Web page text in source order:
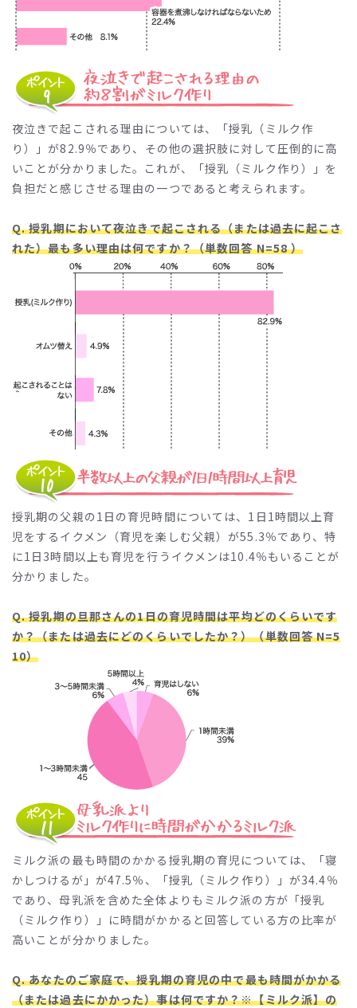
夜泣きで起こされる理由については、「授乳（ミルク作
り）」が82.9％であり、その他の選択肢に対して圧倒的に高
いことが分かりました。これが、「授乳（ミルク作り）」を
負担だと感じさせる理由の一つであると考えられます。
Q. 授乳期において夜泣きで起こされる（または過去に起こさ
れた）最も多い理由は何ですか？（単数回答 N=58 ）
授乳期の父親の1日の育児時間については、1日1時間以上育
児をするイクメン（育児を楽しむ父親）が55.3％であり、特
に1日3時間以上も育児を行うイクメンは10.4％もいることが
分かりました。
Q. 授乳期の旦那さんの1日の育児時間は平均どのくらいです
か？（または過去にどのくらいでしたか？）（単数回答 N=5
10）
ミルク派の最も時間のかかる授乳期の育児については、「寝
かしつけるが」が47.5％、「授乳（ミルク作り）」が34.4％
であり、母乳派を含めた全体よりもミルク派の方が「授乳
（ミルク作り）」に時間がかかると回答している方の比率が
高いことが分かりました。
Q. あなたのご家庭で、授乳期の育児の中で最も時間がかかる
（または過去にかかった）事は何ですか？※【ミルク派】の